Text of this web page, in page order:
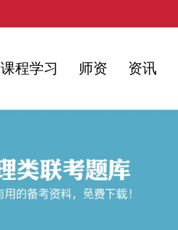
课程学习 师资 资讯